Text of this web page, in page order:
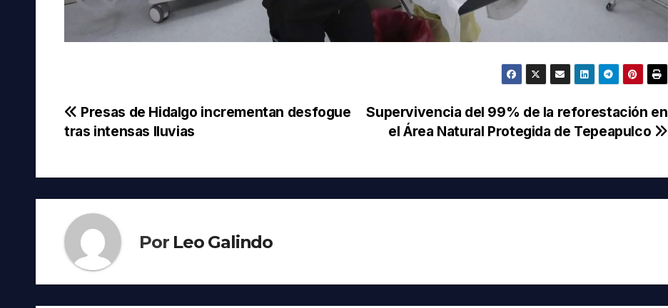
Navegación
entradas
Supervivencia del 99% de la reforestación en
el Área Natural Protegida de Tepeapulco
Presas de Hidalgo incrementan desfogue
tras intensas lluvias
Por Leo Galindo